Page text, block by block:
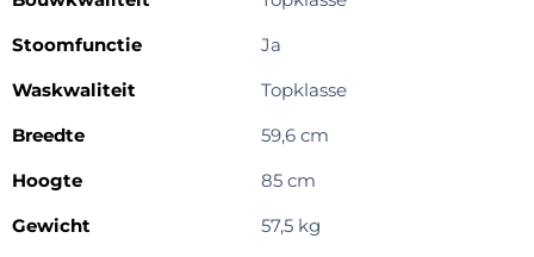
Stoomfunctie
Ja
Waskwaliteit
Topklasse
Breedte
59,6 cm
Hoogte
85 cm
Gewicht
57,5 kg